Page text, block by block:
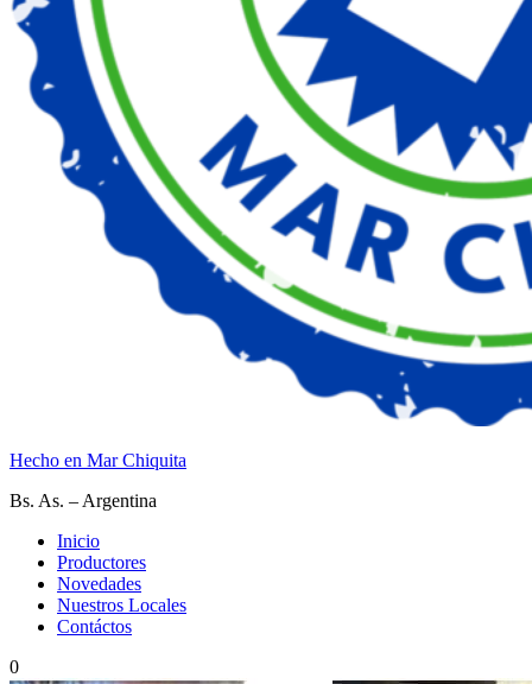
Hecho en Mar Chiquita
Bs. As. – Argentina
Inicio
Productores
Novedades
Nuestros Locales
Contáctos
0